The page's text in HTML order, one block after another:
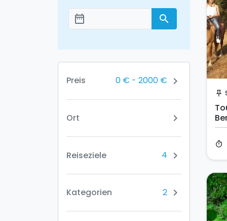
Добавить даты
date_range search
Preis 0 € - 2000 € chevron_right
Ort chevron_right
Reiseziele 4 chevron_right
Kategorien 2 chevron_right
push_pin
timer